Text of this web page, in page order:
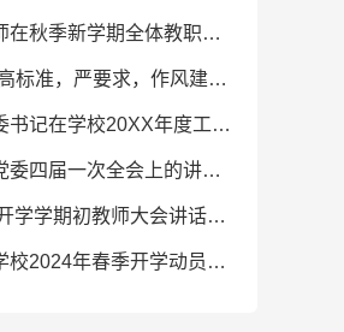
学期全体教职工大会上的发言稿
求，作风建设年”动员部署大会上的讲话
校20XX年度工作动员大会上的讲话
次全会上的讲话（换届表态讲话）
学期初教师大会讲话范文
年春季开学动员会上的讲话